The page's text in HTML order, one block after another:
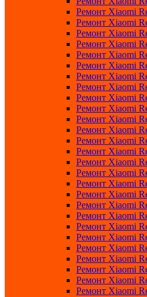
Ремонт Xiaomi
Ремонт Xiaomi
Ремонт Xiaomi
Ремонт Xiaomi
Ремонт Xiaomi
Ремонт Xiaomi
Ремонт Xiaomi
Ремонт Xiaomi
Ремонт Xiaomi
Ремонт Xiaomi
Ремонт Xiaomi
Ремонт Xiaomi
Ремонт Xiaomi
Ремонт Xiaomi
Ремонт Xiaomi
Ремонт Xiaomi
Ремонт Xiaomi
Ремонт Xiaomi
Ремонт Xiaomi
Ремонт Xiaomi
Ремонт Xiaomi
Ремонт Xiaomi
Ремонт Xiaomi
Ремонт Xiaomi
Ремонт Xiaomi
Ремонт Xiaomi
Ремонт Xiaomi